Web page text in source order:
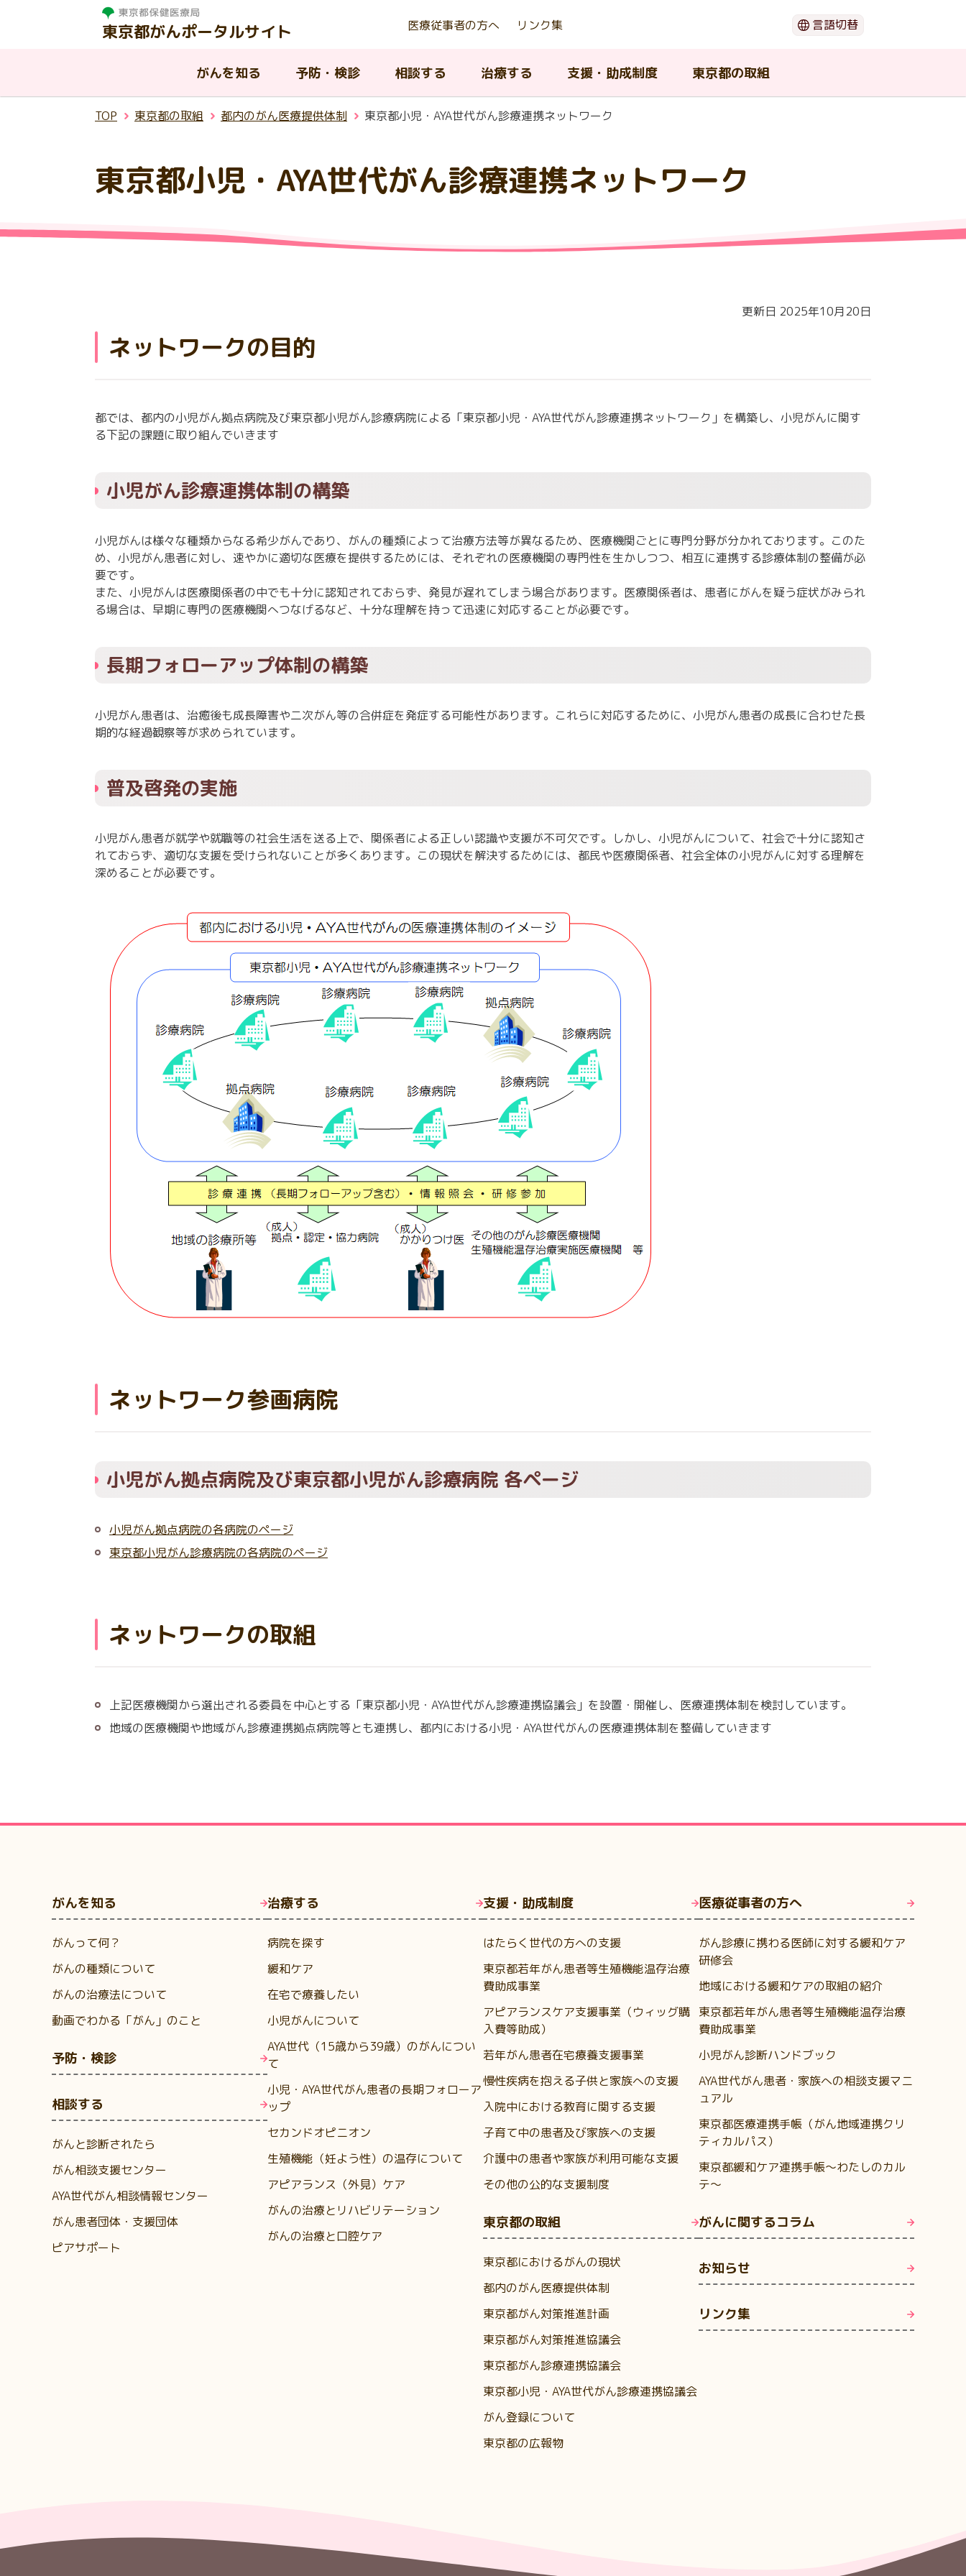
東京都がんポータルサイト 医療従事者の方へ リンク集 言語切替
がんを知る
がんって何？ がんの種類について がんの治療法について 動画でわかる「がん」のこと
予防・検診 相談する
がんと診断されたら がん相談支援センター AYA世代がん相談情報センター がん患者団体・支援団体
治療する
病院を探す がんの治療法について 緩和ケア 在宅で療養したい
AYA世代（15歳から39歳）のが
小児・AYA世代がん患者の長期
セカンドオピニオン
がんの治療と口腔ケア
支援・助成制度
はたらく世代の方への支援
東京都若年がん患者等生殖機能
アピアランスケア支援事業（ウ
若年がん患者在宅療養支援事業
慢性疾病を抱える子供と家族へ
入院中における教育に関する支
子育て中の患者及び家族への支
介護中の患者や家族が利用可能
東京都の取組
東京都におけるがんの現状 都内のがん医療提供体制 東京都がん対策推進計画 東京都がん対策推進協議会
東京都小児・AYA世代がん診療
がん登録について 東京都の広報物
TOP 東京都の取組 都内のがん医療提供体制 東京都小児・AYA世代がん診療連携ネットワーク
東京都小児・AYA世代がん診療連携ネットワーク
更新日 2025年10月20日
ネットワークの目的
都では、都内の小児がん拠点病院及び東京都小児がん診療病院による「東京都小児・AYA世代がん診療連携ネットワーク」を構築し、小児がんに関す
る下記の課題に取り組んでいきます
小児がん診療連携体制の構築
小児がんは様々な種類からなる希少がんであり、がんの種類によって治療方法等が異なるため、医療機関ごとに専門分野が分かれております。このた
め、小児がん患者に対し、速やかに適切な医療を提供するためには、それぞれの医療機関の専門性を生かしつつ、相互に連携する診療体制の整備が必
要です。
また、小児がんは医療関係者の中でも十分に認知されておらず、発見が遅れてしまう場合があります。医療関係者は、患者にがんを疑う症状がみられ
る場合は、早期に専門の医療機関へつなげるなど、十分な理解を持って迅速に対応することが必要です。
長期フォローアップ体制の構築
小児がん患者は、治癒後も成長障害や二次がん等の合併症を発症する可能性があります。これらに対応するために、小児がん患者の成長に合わせた長
期的な経過観察等が求められています。
普及啓発の実施
小児がん患者が就学や就職等の社会生活を送る上で、関係者による正しい認識や支援が不可欠です。しかし、小児がんについて、社会で十分に認知さ
れておらず、適切な支援を受けられないことが多くあります。この現状を解決するためには、都民や医療関係者、社会全体の小児がんに対する理解を
深めることが必要です。
ネットワーク参画病院
小児がん拠点病院及び東京都小児がん診療病院 各ページ
小児がん拠点病院の各病院のページ
東京都小児がん診療病院の各病院のページ
ネットワークの取組
上記医療機関から選出される委員を中心とする「東京都小児・AYA世代がん診療連携協議会」を設置・開催し、医療連携体制を検討しています。
地域の医療機関や地域がん診療連携拠点病院等とも連携し、都内における小児・AYA世代がんの医療連携体制を整備していきます
がんを知る
がんって何？
がんの種類について
がんの治療法について
動画でわかる「がん」のこと
予防・検診
相談する
がんと診断されたら
がん相談支援センター
AYA世代がん相談情報センター
がん患者団体・支援団体
ピアサポート
治療する
病院を探す
緩和ケア
在宅で療養したい
小児がんについて
AYA世代（15歳から39歳）のがんについ
て
小児・AYA世代がん患者の長期フォローア
ップ
セカンドオピニオン
生殖機能（妊よう性）の温存について
アピアランス（外見）ケア
がんの治療とリハビリテーション
がんの治療と口腔ケア
支援・助成制度
はたらく世代の方への支援
東京都若年がん患者等生殖機能温存治療
費助成事業
アピアランスケア支援事業（ウィッグ購
入費等助成）
若年がん患者在宅療養支援事業
慢性疾病を抱える子供と家族への支援
入院中における教育に関する支援
子育て中の患者及び家族への支援
介護中の患者や家族が利用可能な支援
その他の公的な支援制度
東京都の取組
東京都におけるがんの現状
都内のがん医療提供体制
東京都がん対策推進計画
東京都がん対策推進協議会
東京都がん診療連携協議会
東京都小児・AYA世代がん診療連携協議会
がん登録について
東京都の広報物
医療従事者の方へ
がん診療に携わる医師に対する緩和ケア
研修会
地域における緩和ケアの取組の紹介
東京都若年がん患者等生殖機能温存治療
費助成事業
小児がん診断ハンドブック
AYA世代がん患者・家族への相談支援マニ
ュアル
東京都医療連携手帳（がん地域連携クリ
ティカルパス）
東京都緩和ケア連携手帳～わたしのカル
テ～
がんに関するコラム
お知らせ
リンク集